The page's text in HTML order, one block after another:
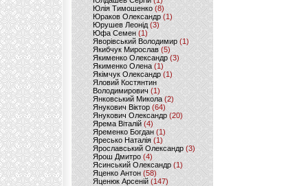
Юлія Тимошенко (8)
Юраков Олександр (1)
Юрушев Леонід (3)
Юфа Семен (1)
Яворівський Володимир (1)
Якибчук Мирослав (5)
Якименко Олександр (3)
Якименко Олена(1)
Якімчук Олександр (1)
Яловий Костянтин
Володимирович (1)
Янковський Микола(2)
Янукович Віктор (64)
Янукович Олександр(20)
Ярема Віталій(4)
Яременко Богдан(1)
Яресько Наталія(1)
Ярославський Олександр (3)
Ярош Дмитро (4)
Ясинський Олександр (1)
Яценко Антон(58)
Яценюк Арсеній (147)